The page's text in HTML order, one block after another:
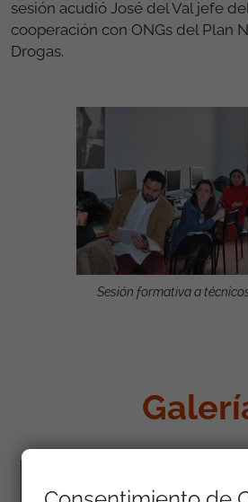
sesión acudió José del Val jefe
cooperación con ONGs del Plan
Drogas.
Sesión formativa a